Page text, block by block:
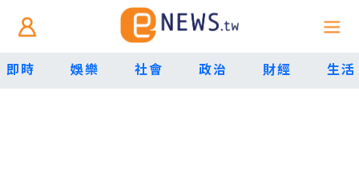
即時 娛樂 社會 政治 財經 生活